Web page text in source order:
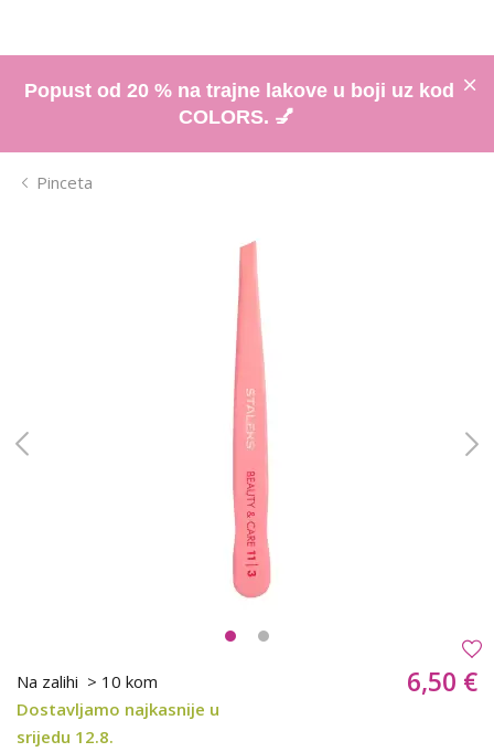
Popust od 20 % na trajne lakove u boji uz kod
COLORS. 💅
Pinceta
Na zalihi > 10 kom
Dostavljamo najkasnije u
srijedu 12.8.
6,50 €